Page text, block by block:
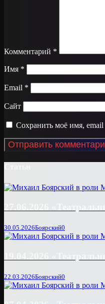
Комментарий *
Имя *
Email *
Сайт
Сохранить моё имя,
30.05.2026Боярский0
22.03.2026Боярский0